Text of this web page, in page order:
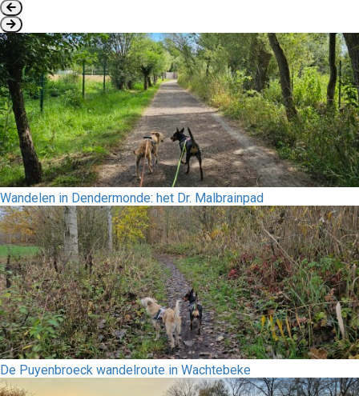
Wandelen in Dendermonde: het Dr. Malbrainpad
De Puyenbroeck wandelroute in Wachtebeke